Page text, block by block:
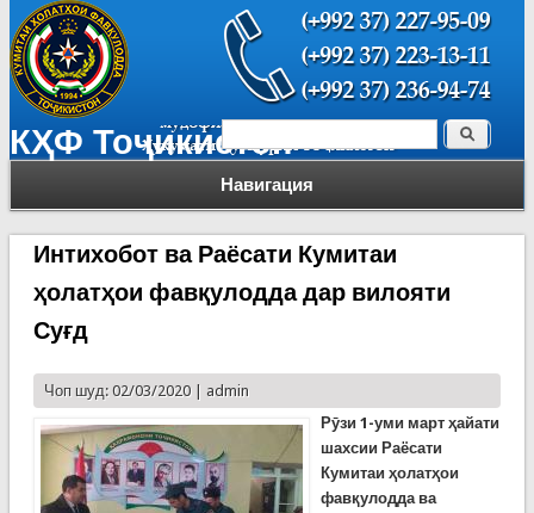
КҲФ Тоҷикистон
Навигация
Форма поиска Поиск
Интихобот ва Раёсати Кумитаи
ҳолатҳои фавқулодда дар вилояти
Суғд
Чоп шуд: 02/03/2020 | admin
Рӯзи 1-уми март ҳайати
шахсии Раёсати
Кумитаи ҳолатҳои
фавқулодда ва